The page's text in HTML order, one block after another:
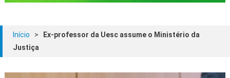
Início >
Ex-professor da Uesc assume o Ministério da
Justiça